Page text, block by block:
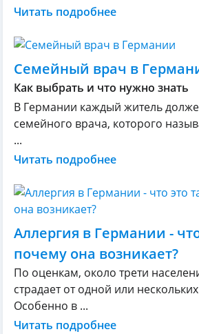
Читать подробнее
Семейный врач в
Как выбрать и что нужно знать
В Германии каждый житель
семейного врача, которого
...
Читать подробнее
Аллергия в Германии -
почему она возникает?
По оценкам, около трети
страдает от одной или
Особенно в ...
Читать подробнее